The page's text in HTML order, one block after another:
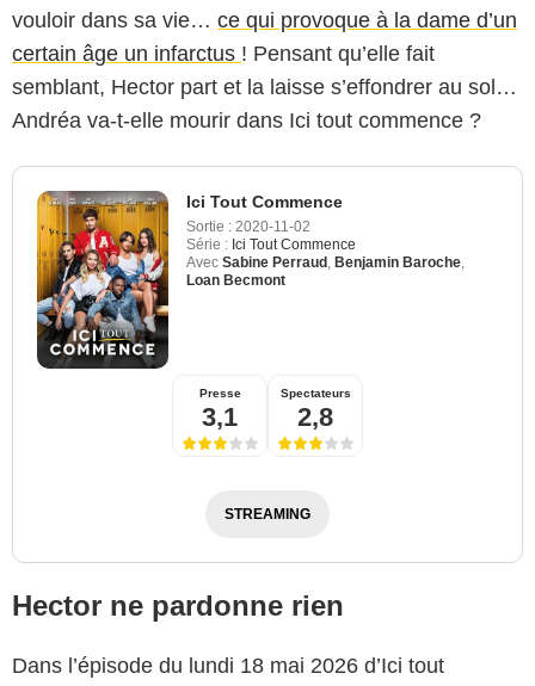
vouloir dans sa vie… ce qui provoque à la dame d’un
certain âge un infarctus ! Pensant qu’elle fait
semblant, Hector part et la laisse s’effondrer au sol…
Andréa va-t-elle mourir dans Ici tout commence ?
Ici Tout Commence
Sortie : 2020-11-02
Série : Ici Tout Commence
Avec Sabine Perraud Benjamin Baroche
Loan Becmont
Presse
3,1
Spectateurs
2,8
STREAMING
Hector ne pardonne rien
Dans l’épisode du lundi 18 mai 2026 d’Ici tout